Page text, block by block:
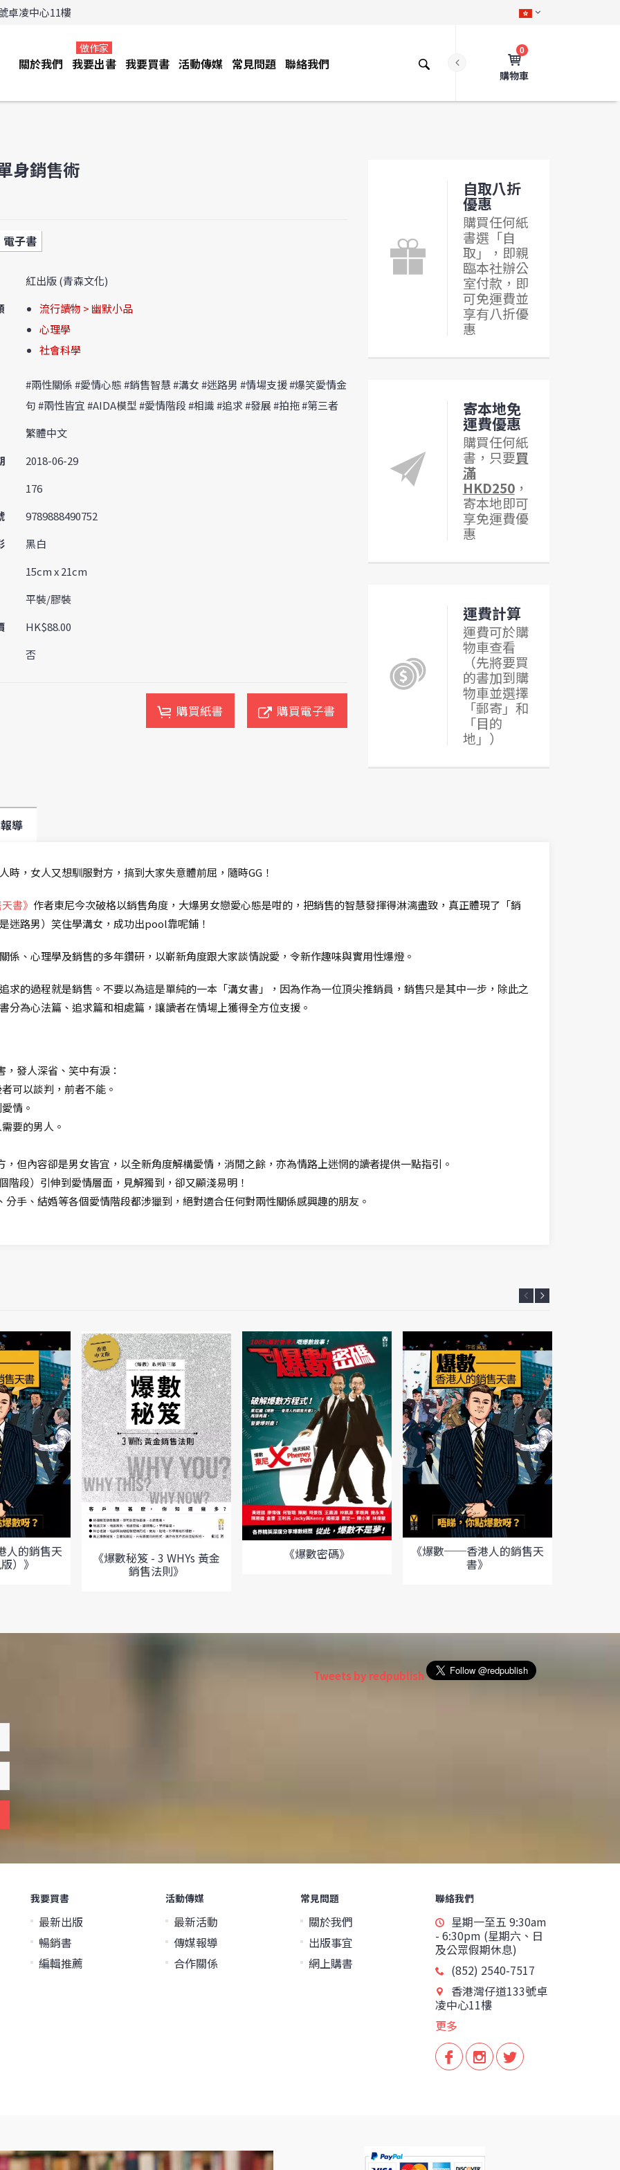
卓凌中心11樓
0
購物車
關於我們 我要出書
做作家
我要買書 活動傳媒 常見問題 聯絡我們
身銷售術
電子書
紅出版 (青森文化)
流行讀物 > 幽默小品
心理學
社會科學
#兩性關係 #愛情心態 #銷售智慧 #溝女 #迷路男 #情場支援 #爆笑愛情金
句 #兩性皆宜 #AIDA模型 #愛情階段 #相識 #追求 #發展 #拍拖 #第三者
繁體中文
2018-06-29
176
9789888490752
黑白
15cm x 21cm
平裝/膠裝
HK$88.00
否
購買紙書 購買電子書
自取八折
優惠
購買任何紙
書選「自
取」，即親
臨本社辦公
室付款，即
可免運費並
享有八折優
惠
寄本地免
運費優惠
購買任何紙
書，只要買
滿
HKD250，
寄本地即可
享免運費優
惠
運費計算
運費可於購
物車查看
（先將要買
的書加到購
物車並選擇
「郵寄」和
「目的
地」）
導
，女人又想馴服對方，搞到大家失意體前屈，隨時GG！
書》 作者東尼今次破格以銷售角度，大爆男女戀愛心態是咁的，把銷售的智慧發揮得淋漓盡致，真正體現了「銷
迷路男）笑住學溝女，成功出pool靠呢鋪！
係、心理學及銷售的多年鑽研，以嶄新角度跟大家談情說愛，令新作趣味與實用性爆燈。
求的過程就是銷售。不要以為這是單純的一本「溝女書」，因為作為一位頂尖推銷員，銷售只是其中一步，除此之
分為心法篇、追求篇和相處篇，讓讀者在情場上獲得全方位支援。
發人深省、笑中有淚：
可以談判，前者不能。
情。
要的男人。
但內容卻是男女皆宜，以全新角度解構愛情，消閒之餘，亦為情路上迷惘的讀者提供一點指引。
階段）引伸到愛情層面，見解獨到，卻又顯淺易明！
手、結婚等各個愛情階段都涉獵到，絕對適合任何對兩性關係感興趣的朋友。
的銷售天
）》 《爆數秘笈 - 3 WHYs 黃金
銷售法則》
《爆數密碼》 《爆數──香港人的銷售天
書》
Tweets by redpublish
我要買書
最新出版
暢銷書
編輯推薦
活動傳媒
最新活動
傳媒報導
合作關係
常見問題
關於我們
出版事宜
網上購書
聯絡我們
星期一至五 9:30am
- 6:30pm (星期六、日
及公眾假期休息)
(852) 2540-7517
香港灣仔道133號卓
凌中心11樓
更多